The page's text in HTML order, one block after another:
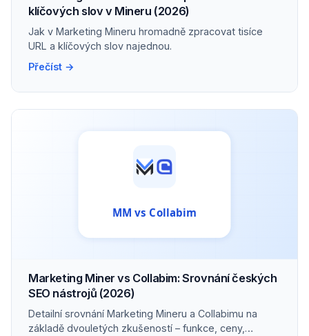
klíčových slov v Mineru (2026)
Jak v Marketing Mineru hromadně zpracovat tisíce
URL a klíčových slov najednou.
Přečíst →
Marketing Miner vs Collabim: Srovnání českých
SEO nástrojů (2026)
Detailní srovnání Marketing Mineru a Collabimu na
základě dvouletých zkušeností – funkce, ceny,